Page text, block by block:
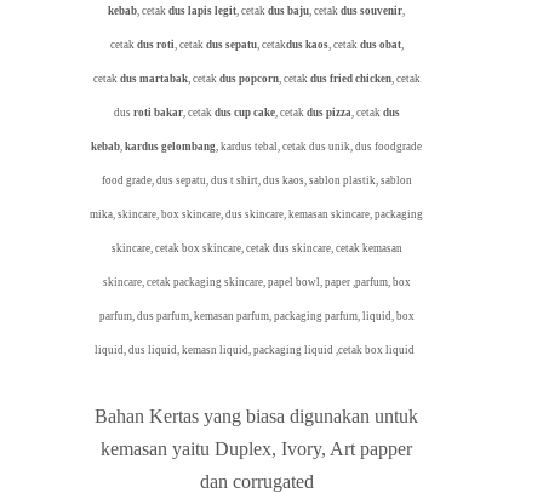
kebab, cetak dus lapis legit, cetak dus baju, cetak dus souvenir,
cetak dus roti, cetak dus sepatu, cetakdus kaos, cetak dus obat,
cetak dus martabak, cetak dus popcorn, cetak dus fried chicken, cetak
dus roti bakar, cetak dus cup cake, cetak dus pizza, cetak dus
kebab, kardus gelombang, kardus tebal, cetak dus unik, dus foodgrade
food grade, dus sepatu, dus t shirt, dus kaos, sablon plastik, sablon
mika, skincare, box skincare, dus skincare, kemasan skincare, packaging
skincare, cetak box skincare, cetak dus skincare, cetak kemasan
skincare, cetak packaging skincare, papel bowl, paper ,parfum, box
parfum, dus parfum, kemasan parfum, packaging parfum, liquid, box
liquid, dus liquid, kemasn liquid, packaging liquid ,cetak box liquid
Bahan Kertas yang biasa digunakan untuk
kemasan yaitu Duplex, Ivory, Art papper
dan corrugated